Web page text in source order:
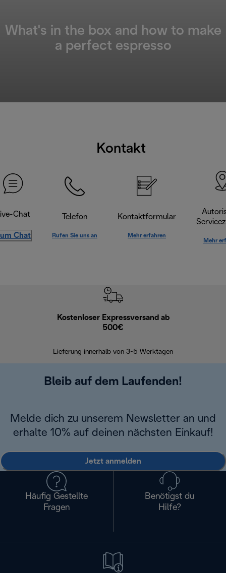
What's in the box and how to make
a perfect espresso
Kontakt
Chat
Chat
Telefon
Rufen Sie uns an
Kontaktformular
Mehr erfahren
Mehr
Kostenloser Expressversand ab
500€
Lieferung innerhalb von 3-5 Werktagen
Bleib auf dem Laufenden!
Melde dich zu unserem Newsletter an und
erhalte 10% auf deinen nächsten Einkauf!
Jetzt anmelden
Häufig Gestellte
Fragen
Benötigst du
Hilfe?